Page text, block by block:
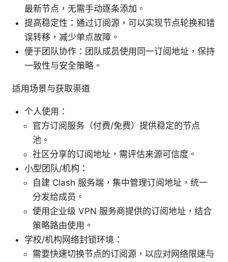
最新节点，无需手动逐条添加。
提高稳定性：通过订阅源，可以实现节点轮换和错
误转移，减少单点故障。
便于团队协作：团队成员使用同一订阅地址，保持
一致性与安全策略。
适用场景与获取渠道
个人使用：
官方订阅服务（付费/免费）提供稳定的节点
池。
社区分享的订阅地址，需评估来源可信度。
小型团队/机构：
自建 Clash 服务端，集中管理订阅地址，统一
分发给成员。
使用企业级 VPN 服务商提供的订阅地址，结合
策略路由使用。
学校/机构网络封锁环境：
需要快速切换节点的订阅源，以应对网络限速与